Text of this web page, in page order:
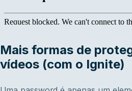
Mais formas de
vídeos (com o Ignite)